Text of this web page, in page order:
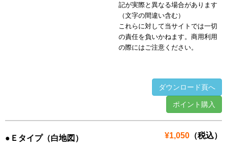
記が実際と異なる場合があります
（文字の間違い含む）
これらに対して当サイトでは一切
の責任を負いかねます。商用利用
の際にはご注意ください。
ダウンロード頁へ
ポイント購入
¥1,050 （税込）
●Ｅタイプ（白地図）